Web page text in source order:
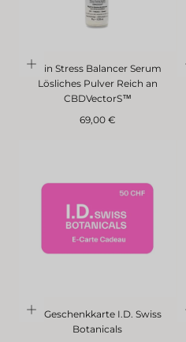
Skin Stress Balancer Serum
Lösliches Pulver Reich an
CBDVectorS™
Regulärer
69,00 €
E-Geschenkkarte I.D. Swiss
Botanicals